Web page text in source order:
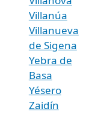
Villanúa
Villanueva
de Sigena
Yebra de
Basa
Yésero
Zaidín